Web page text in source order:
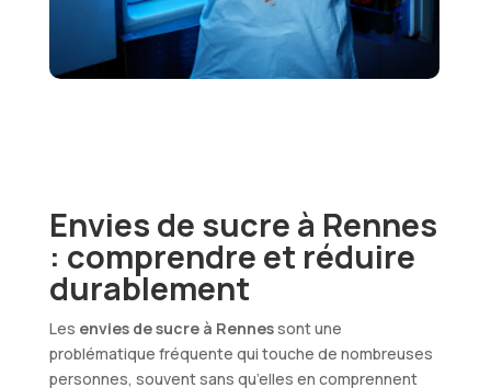
Envies de sucre à Rennes
: comprendre et réduire
durablement
Les envies de sucre à Rennessont une
problématique fréquente qui touche de nombreuses
personnes, souvent sans qu’elles en comprennent